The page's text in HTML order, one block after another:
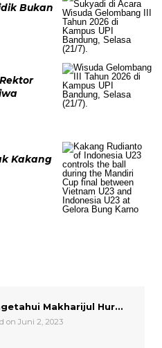
Bukan
Kakang
Makharijul Hur...
on Juni 2, 2023